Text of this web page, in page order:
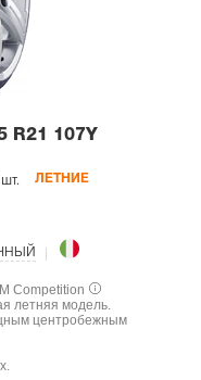
R21 107Y
ЛЕТНИЕ
Competition
летняя модель.
центробежным